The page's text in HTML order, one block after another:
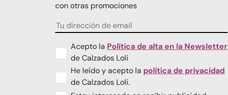
con otras promociones
Acepto la Política de alta en la Newsletter
de Calzados Loli
He leído y acepto la política de privacidad
de Calzados Loli.